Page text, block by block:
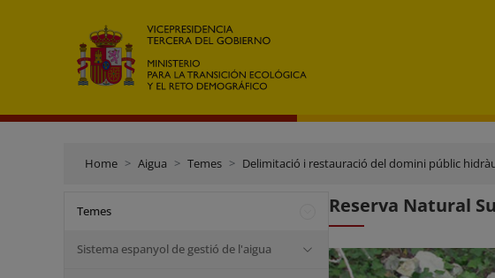
Home Aigua Temes Delimitació i restauració del domini públic
Temes
Sistema espanyol de gestió de l'aigua
Reserva Natural